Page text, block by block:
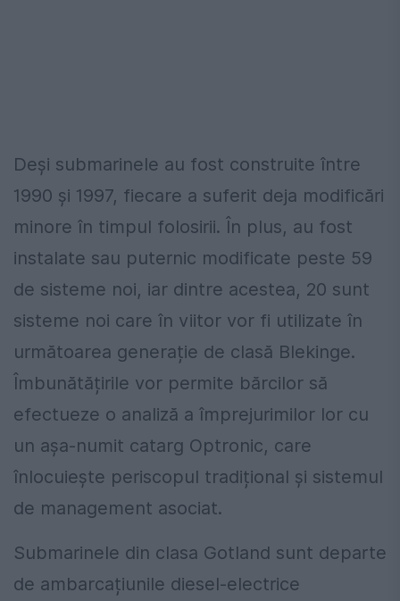
Deși submarinele au fost construite între
1990 și 1997, fiecare a suferit deja modificări
minore în timpul folosirii. În plus, au fost
instalate sau puternic modificate peste 59
de sisteme noi, iar dintre acestea, 20 sunt
sisteme noi care în viitor vor fi utilizate în
următoarea generație de clasă Blekinge.
Îmbunătățirile vor permite bărcilor să
efectueze o analiză a împrejurimilor lor cu
un așa-numit catarg Optronic, care
înlocuiește periscopul tradițional și sistemul
de management asociat.
Submarinele din clasa Gotland sunt departe
de ambarcațiunile diesel-electrice